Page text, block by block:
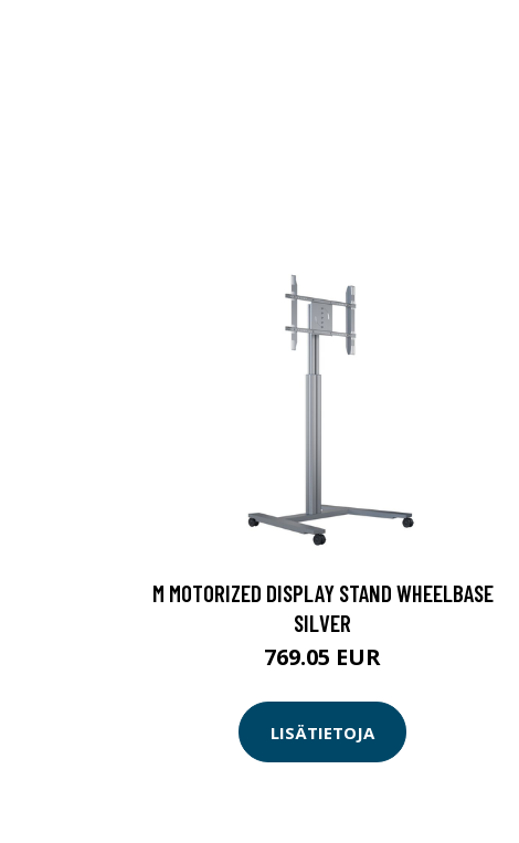
M MOTORIZED DISPLAY STAND WHEELBASE
SILVER
769.05 EUR
LISÄTIETOJA